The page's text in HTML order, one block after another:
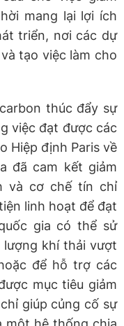
mang lại lợi ích
triển, nơi các dự
tạo việc làm cho
thúc đẩy sự
việc đạt được các
Hiệp định Paris về
đã cam kết giảm
và cơ chế tín chỉ
linh hoạt để đạt
gia có thể sử
lượng khí thải vượt
để hỗ trợ các
mục tiêu giảm
giúp củng cố sự